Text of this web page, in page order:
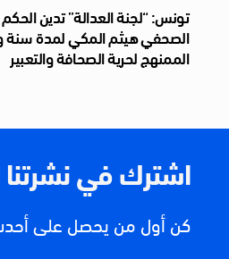
تونس: “لجنة العدالة” تدين
الصحفي هيثم المكي لمدة سنة
الممنهج لحرية الصحافة والتعبير
اشترك في نشرتنا
كن أول من يحصل على